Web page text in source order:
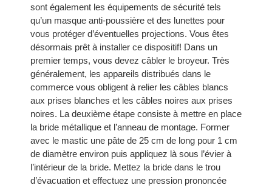
sont également les équipements de sécurité tels
qu’un masque anti-poussière et des lunettes pour
vous protéger d’éventuelles projections. Vous êtes
désormais prêt à installer ce dispositif! Dans un
premier temps, vous devez câbler le broyeur. Très
généralement, les appareils distribués dans le
commerce vous obligent à relier les câbles blancs
aux prises blanches et les câbles noires aux prises
noires. La deuxième étape consiste à mettre en place
la bride métallique et l’anneau de montage. Former
avec le mastic une pâte de 25 cm de long pour 1 cm
de diamètre environ puis appliquez là sous l’évier à
l’intérieur de la bride. Mettez la bride dans le trou
d’évacuation et effectuez une pression prononcée